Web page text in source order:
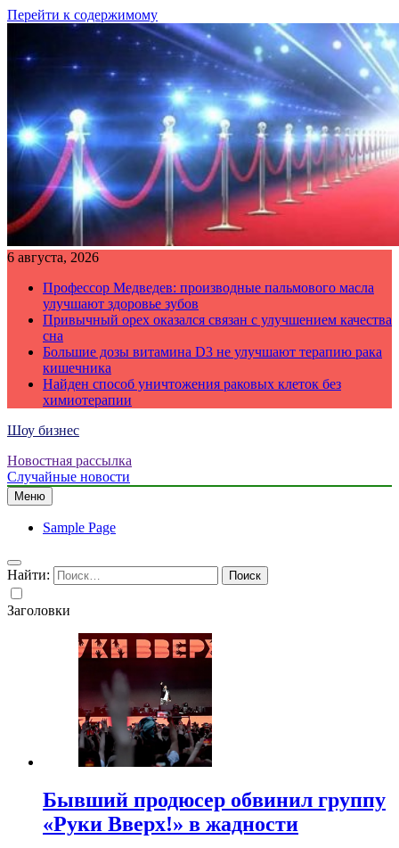
Перейти к содержимому
6 августа, 2026
Профессор Медведев: производные пальмового масла
улучшают здоровье зубов
Привычный орех оказался связан с улучшением качества
сна
Большие дозы витамина D3 не улучшают терапию рака
кишечника
Найден способ уничтожения раковых клеток без
химиотерапии
Шоу бизнес
Новостная рассылка
Случайные новости
Меню
Sample Page
Найти:
Заголовки
Бывший продюсер обвинил группу
«Руки Вверх!» в жадности